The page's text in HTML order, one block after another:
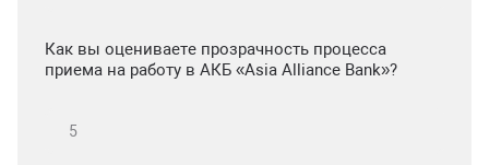
Как вы оцениваете прозрачность процесса
приема на работу в АКБ «Asia Alliance Bank»?